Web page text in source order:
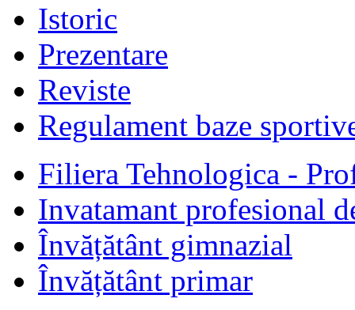
Istoric
Prezentare
Reviste
Regulament baze
Filiera Tehnologica -
Invatamant profesional
Învățătânt gimnazial
Învățătânt primar